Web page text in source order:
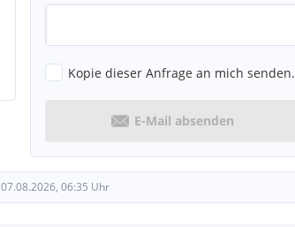
Kopie dieser Anfrage an mich senden.
E-Mail absenden
07.08.2026, 06:35 Uhr